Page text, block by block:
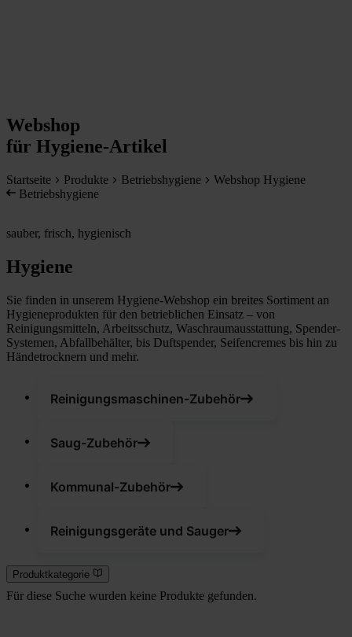
Webshop
für Hygiene-Artikel
Startseite Produkte Betriebshygiene
Webshop Hygiene
Betriebshygiene
sauber, frisch, hygienisch
Hygiene
Sie finden in unserem Hygiene-Webshop ein breites Sortiment an
Hygieneprodukten für den betrieblichen Einsatz – von
Reinigungsmitteln, Arbeitsschutz, Waschraumausstattung, Spender-
Systemen, Abfallbehälter, bis Duftspender, Seifencremes bis hin zu
Händetrocknern und mehr.
Reinigungsmaschinen-Zubehör
Saug-Zubehör
Kommunal-Zubehör
Reinigungsgeräte und Sauger
Produktkategorie
Für diese Suche wurden keine Produkte gefunden.